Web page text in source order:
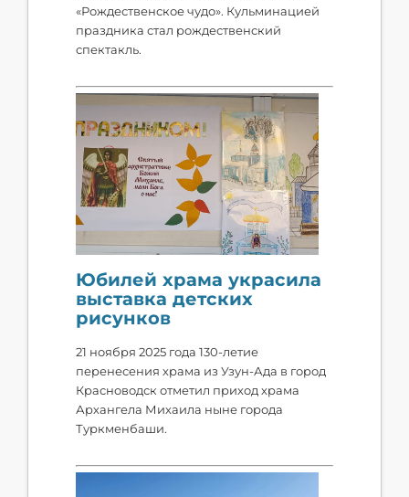
«Рождественское чудо». Кульминацией
праздника стал рождественский
спектакль.
Юбилей храма украсила
выставка детских
рисунков
21 ноября 2025 года 130-летие
перенесения храма из Узун-Ада в город
Красноводск отметил приход храма
Архангела Михаила ныне города
Туркменбаши.